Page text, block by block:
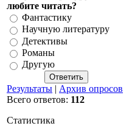
любите читать?
Фантастику
Научную литературу
Детективы
Романы
Другую
Результаты | Архив опросов
Всего ответов: 112
Статистика